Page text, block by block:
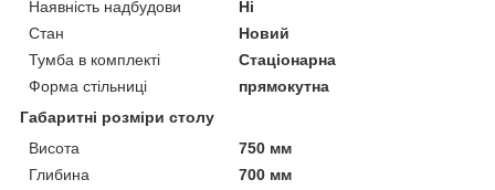
Наявність надбудови
Ні
Стан
Новий
Тумба в комплекті
Стаціонарна
Форма стільниці
прямокутна
Габаритні розміри столу
Висота
750 мм
Глибина
700 мм